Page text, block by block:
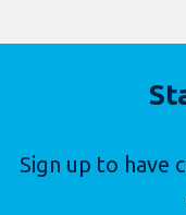
Sign up to have